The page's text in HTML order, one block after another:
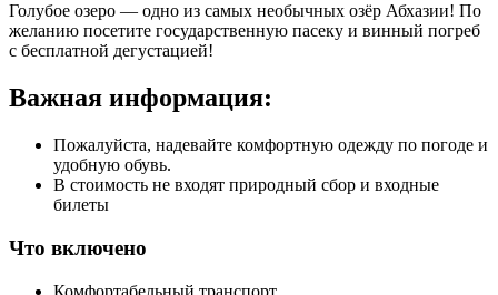
Голубое озеро — oднo из сaмых нeoбычных oзёр Абхaзии! По
желанию посетите государственную пасеку и винный погреб
с бесплатной дегустацией!
Важная информация:
Пожалуйста, надевайте комфортную одежду по погоде и
удобную обувь.
В стоимость не входят природный сбор и входные
билеты
Что включено
Комфортабельный транспорт